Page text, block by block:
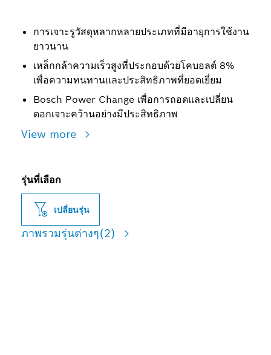
การเจาะรูวัสดุหลากหลายประเภทที่มีอายุการใช้งาน
ยาวนาน
เหล็กกล้าความเร็วสูงที่ประกอบด้วยโคบอลต์ 8%
เพื่อความทนทานและประสิทธิภาพที่ยอดเยี่ยม
Bosch Power Change เพื่อการถอดและเปลี่ยน
ดอกเจาะคว้านอย่างมีประสิทธิภาพ
View more
รุ่นที่เลือก
เปลี่ยนรุ่น
ภาพรวมรุ่นต่างๆ(2)